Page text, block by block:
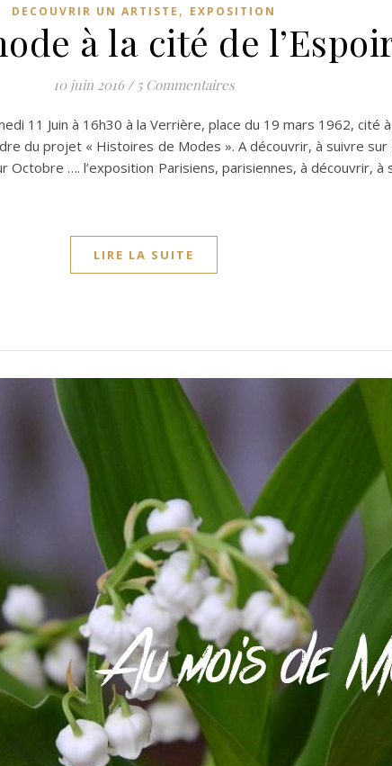
DECOUVRIR UN ARTISTE , EXPOSITION
à la cité de
10 juin 2016 / 5 Commentaires
11 Juin à 16h30 à la Verrière, place du 19 mars 1962, cité
du projet « Histoires de Modes ». A découvrir, à suivre
Octobre …. l’exposition Parisiens, parisiennes, à découvrir,
LIRE LA SUITE